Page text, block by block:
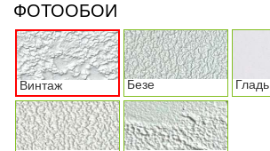
ФОТООБОИ
Винтаж Безе Гладь